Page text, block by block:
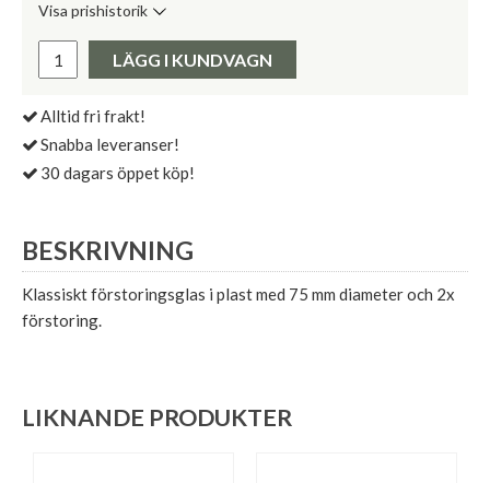
Visa prishistorik
Pris:
LÄGG I KUNDVAGN
Alltid fri frakt!
Snabba leveranser!
30 dagars öppet köp!
BESKRIVNING
Klassiskt förstoringsglas i plast med 75 mm diameter och 2x
förstoring.
LIKNANDE PRODUKTER